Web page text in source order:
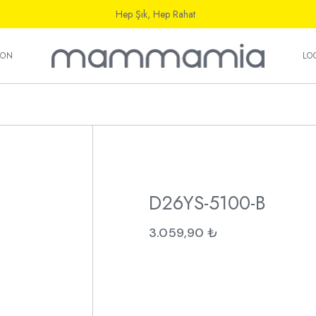
Hep Şık, Hep Rahat
D26YS-5100-B
3.059,90₺